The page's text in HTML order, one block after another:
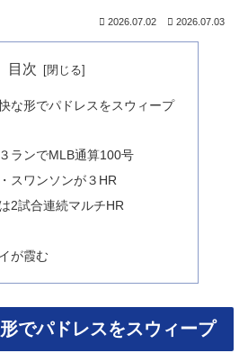
2026.07.02 2026.07.03
目次
な形でパドレスをスウィープ
ランでMLB通算100号
スワンソンが３HR
2試合連続マルチHR
が霞む
でパドレスをスウィープ